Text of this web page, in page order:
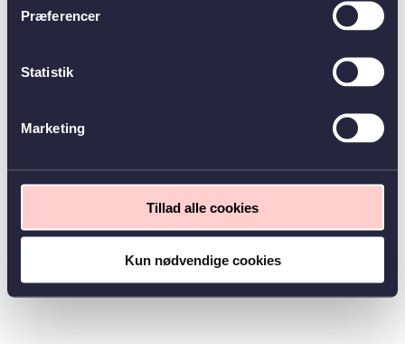
Præferencer
Statistik
Marketing
Tillad alle cookies
Kun nødvendige cookies